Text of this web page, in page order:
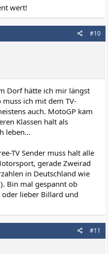
wert!
#10
Dorf hätte ich mir längst
muss ich mit dem TV-
auch. MotoGP kam
Klassen halt als
leben...
TV Sender muss halt alle
gerade Zweirad
in Deutschland wie
Bin mal gespannt ob
lieber Billard und
#11